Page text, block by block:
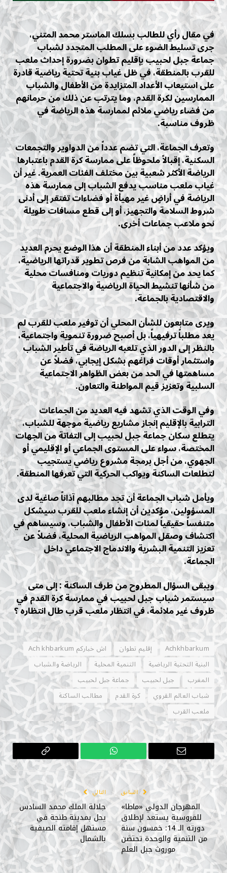
في مقال رأي للطالب بسلك الماستر محمد المتني،
جرى تسليط الضوء على المطلب المتجدد لشباب
جماعة جبل لحبيب بإقليم تطوان بضرورة إحداث ملعب
للقرب بالمنطقة، في ظل غياب بنية تحتية رياضية قادرة
على استيعاب الأعداد المتزايدة من الأطفال والشباب
الممارسين لكرة القدم، وما يترتب عن ذلك من حرمانهم
من فضاء رياضي ملائم لممارسة هذه الرياضة في
ظروف مناسبة.
وتعرف الجماعة، التي تضم عدداً من الدواوير والتجمعات
السكنية، إقبالاً ملحوظاً على ممارسة كرة القدم باعتبارها
الرياضة الأكثر شعبية بين مختلف الفئات العمرية. غير أن
غياب ملعب مناسب يدفع الشباب إلى ممارسة هذه
الرياضة في أراضٍ غير مهيأة أو فضاءات تفتقر إلى أدنى
شروط السلامة والتجهيز، أو إلى قطع مسافات طويلة
نحو ملاعب جماعات أخرى.
ويؤكد عدد من أبناء المنطقة أن هذا الوضع يحرم العديد
من المواهب الشابة من فرص تطوير قدراتها الرياضية،
كما يحد من إمكانية تنظيم دوريات ومنافسات محلية
من شأنها تنشيط الحياة الرياضية والاجتماعية
والاقتصادية بالجماعة.
ويرى متابعون للشأن المحلي أن توفير ملعب للقرب لم
يعد مطلباً ترفيهياً، بل أصبح ضرورة تنموية واجتماعية،
بالنظر إلى الدور الذي تلعبه الرياضة في تأطير الشباب
واستثمار أوقات فراغهم بشكل إيجابي، فضلاً عن
مساهمتها في الحد من بعض الظواهر الاجتماعية
السلبية وتعزيز قيم المواطنة والتعاون.
وفي الوقت الذي تشهد فيه العديد من الجماعات
الترابية بالإقليم إنجاز مشاريع رياضية موجهة للشباب،
يتطلع سكان جماعة جبل لحبيب إلى التفاتة من الجهات
المختصة، سواء على المستوى الجماعي أو الإقليمي أو
الجهوي، من أجل برمجة مشروع رياضي يستجيب
لتطلعات الساكنة ويواكب الحركية التي تعرفها المنطقة.
ويأمل شباب الجماعة أن تجد مطالبهم آذاناً صاغية لدى
المسؤولين، مؤكدين أن إنشاء ملعب للقرب سيشكل
متنفساً حقيقياً لمئات الأطفال والشباب، وسيساهم في
اكتشاف وصقل المواهب الرياضية المحلية، فضلاً عن
تعزيز التنمية البشرية والاندماج الاجتماعي داخل
الجماعة.
ويبقى السؤال المطروح من طرف الساكنة : إلى متى
سيستمر شباب جبل لحبيب في ممارسة كرة القدم في
ظروف غير ملائمة، في انتظار ملعب قرب طال انتظاره ؟
Achkhbarkum إقليم تطوان
اش خباركم Ach khbarkum
البنية التحتية الرياضية
التنمية المحلية
الرياضة والشباب
المغرب
جبل لحبيب
جماعة جبل لحبيب
شباب العالم القروي
كرة القدم
مطالب الساكنة
ملعب القرب
البريد
الإلكتروني
واتساب
Copy
Link
السابق
المهرجان الدولي «ماطا»
للفروسية يستعد لإطلاق
دورته الـ 14: خمسون سنة
من التنمية والوحدة تحتضن
موروث جبل العلم
التالي
جلالة الملك محمد السادس
يحل بمدينة طنجة في
مستهل إقامته الصيفية
بالشمال